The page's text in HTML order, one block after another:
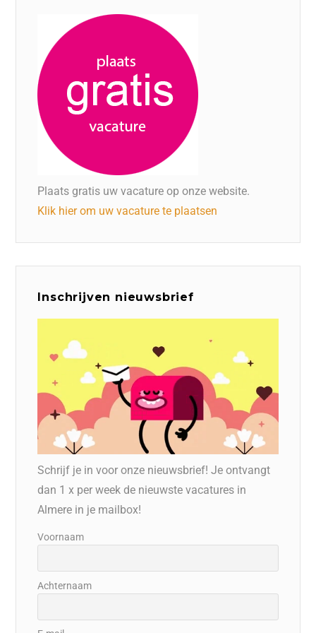
Plaats gratis uw vacature op onze website.
Klik hier om uw vacature te plaatsen
Inschrijven nieuwsbrief
Schrijf je in voor onze nieuwsbrief! Je ontvangt
dan 1 x per week de nieuwste vacatures in
Almere in je mailbox!
Voornaam
Achternaam